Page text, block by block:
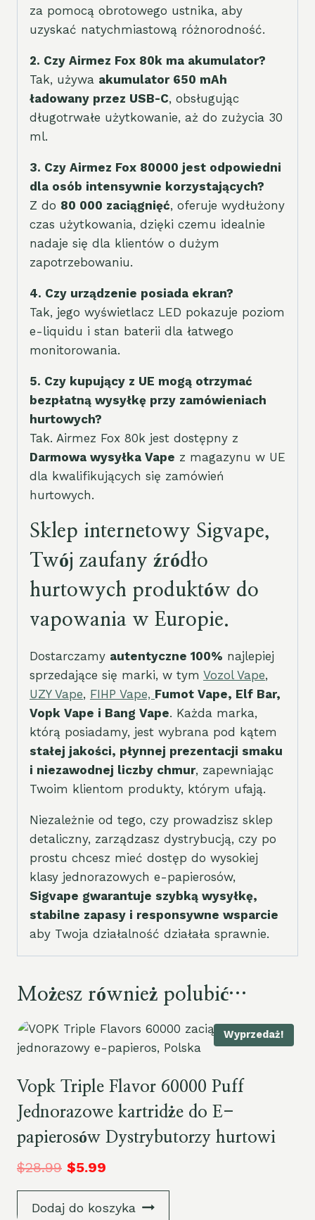
za pomocą obrotowego ustnika, aby
uzyskać natychmiastową różnorodność.
2. Czy Airmez Fox 80k ma akumulator?
Tak, używa akumulator 650 mAh
ładowany przez USB-C, obsługując
długotrwałe użytkowanie, aż do zużycia 30
ml.
3. Czy Airmez Fox 80000 jest odpowiedni
dla osób intensywnie korzystających?
Z do 80 000 zaciągnięć, oferuje wydłużony
czas użytkowania, dzięki czemu idealnie
nadaje się dla klientów o dużym
zapotrzebowaniu.
4. Czy urządzenie posiada ekran?
Tak, jego wyświetlacz LED pokazuje poziom
e-liquidu i stan baterii dla łatwego
monitorowania.
5. Czy kupujący z UE mogą otrzymać
bezpłatną wysyłkę przy zamówieniach
hurtowych?
Tak. Airmez Fox 80k jest dostępny z
Darmowa wysyłka Vape z magazynu w UE
dla kwalifikujących się zamówień
hurtowych.
Sklep internetowy Sigvape,
Twój zaufany źródło
hurtowych produktów do
vapowania w Europie.
Dostarczamy autentyczne 100% najlepiej
sprzedające się marki, w tym Vozol Vape,
UZY Vape, FIHP Vape, Fumot Vape, Elf Bar,
Vopk Vape i Bang Vape. Każda marka,
którą posiadamy, jest wybrana pod kątem
stałej jakości, płynnej prezentacji smaku
i niezawodnej liczby chmur, zapewniając
Twoim klientom produkty, którym ufają.
Niezależnie od tego, czy prowadzisz sklep
detaliczny, zarządzasz dystrybucją, czy po
prostu chcesz mieć dostęp do wysokiej
klasy jednorazowych e-papierosów,
Sigvape gwarantuje szybką wysyłkę,
stabilne zapasy i responsywne wsparcie
aby Twoja działalność działała sprawnie.
Możesz również polubić…
Wyprzedaż!
Vopk Triple Flavor 60000 Puff
Jednorazowe kartridże do E-
papierosów Dystrybutorzy hurtowi
$28.99 $5.99
Dodaj do koszyka